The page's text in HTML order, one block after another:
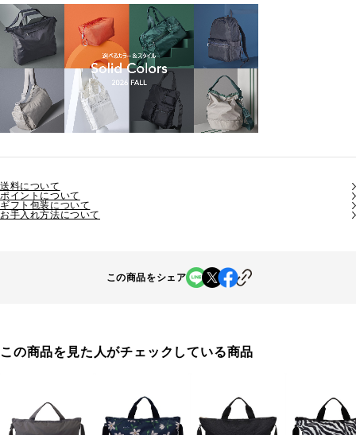
送料について
ポイントについて
ギフト包装について
お手入れ方法について
この商品をシェア
この商品を見た人がチェックしている商品